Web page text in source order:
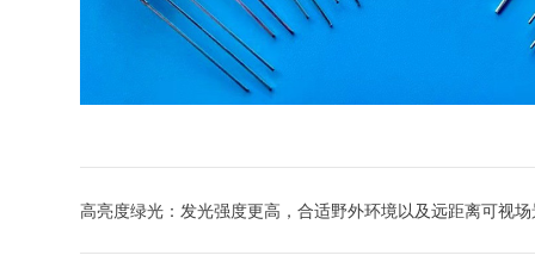
高亮度绿光：发光强度更高，合适野外环境以及远距离可视